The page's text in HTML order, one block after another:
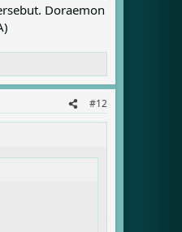
Doraemon
#12